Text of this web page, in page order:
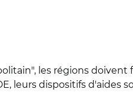
les régions
leurs dispositifs d'aides